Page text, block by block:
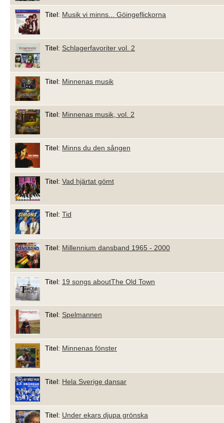
Titel: Musik vi minns... Göingeflickorna
Titel: Schlagerfavoriter vol. 2
Titel: Minnenas musik
Titel: Minnenas musik, vol. 2
Titel: Minns du den sången
Titel: Vad hjärtat gömt
Titel: Tid
Titel: Millennium dansband 1965 - 2000
Titel: 19 songs aboutThe Old Town
Titel: Spelmannen
Titel: Minnenas fönster
Titel: Hela Sverige dansar
Titel: Under ekars djupa grönska